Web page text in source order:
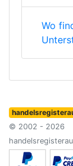
Wo
© 2002 - 2026